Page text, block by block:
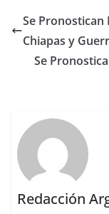
Se Pronostican
Chiapas y
Se
Redacción